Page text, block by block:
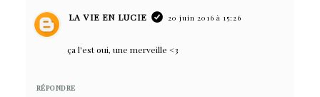
LA VIE EN LUCIE 20 juin 2016 à 15:26
ça l'est oui, une merveille <3
RÉPONDRE